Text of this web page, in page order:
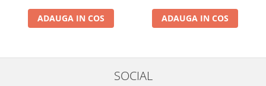
ADAUGA IN COS ADAUGA IN COS
SOCIAL